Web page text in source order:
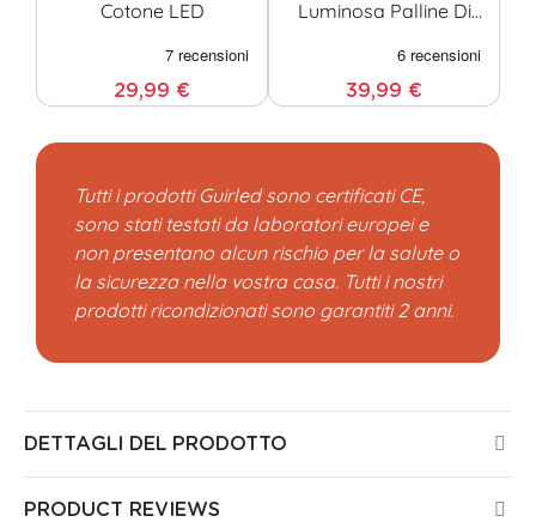
Cotone LED
29,99 €
Luminosa Palline Di
39,99 €
Tutti i prodotti Guirled sono certificati CE,
sono stati testati da laboratori europei e
non presentano alcun rischio per la salute o
la sicurezza nella vostra casa. Tutti i nostri
prodotti ricondizionati sono garantiti 2 anni.
DETTAGLI DEL PRODOTTO
PRODUCT REVIEWS